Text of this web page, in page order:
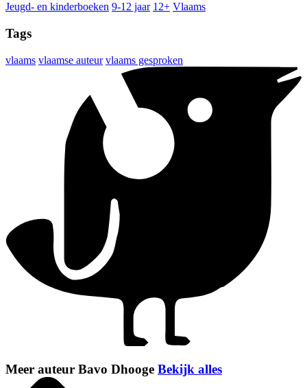
Jeugd- en kinderboeken 9-12 jaar 12+ Vlaams
Tags
vlaams vlaamse auteur vlaams gesproken
Meer auteur Bavo Dhooge Bekijk alles